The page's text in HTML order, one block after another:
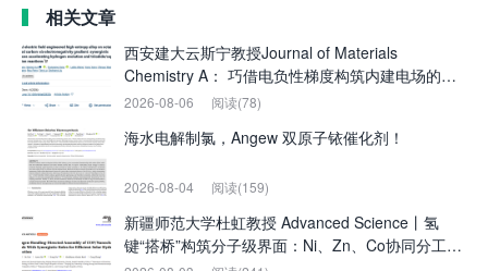
相关文章
西安建大云斯宁教授Journal of Materials
Chemistry A： 巧借电负性梯度构筑内建电场的高
熵合金锚定八面体氮掺杂碳：协同界面加速析氢及
2026-08-06 阅读(78)
海水电解制氯，Angew 双原子铱催化剂！
2026-08-04 阅读(159)
新疆师范大学杜虹教授 Advanced Science丨氢
键“搭桥”构筑分子级界面：Ni、Zn、Co协同分工实